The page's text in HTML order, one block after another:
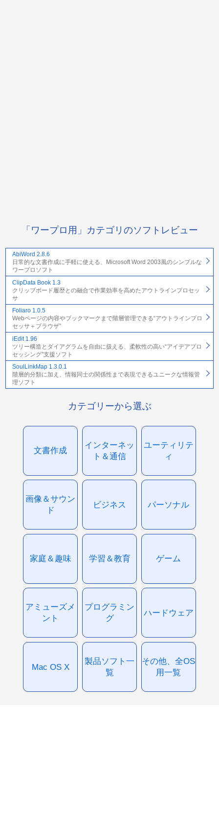
「ワープロ用」カテゴリのソフトレビュー
AbiWord 2.8.6
日常的な文書作成に手軽に使える、Microsoft Word 2003風のシンプルな
ワープロソフト
ClipData Book 1.3
クリップボード履歴との融合で作業効率を高めたアウトラインプロセッ
サ
Foliaro 1.0.5
Webページの内容やブックマークまで階層管理できる“アウトラインプロ
セッサ＋ブラウザ”
iEdit 1.96
ツリー構造とダイアグラムを自由に扱える、柔軟性の高い“アイデアプロ
セッシング”支援ソフト
SoulLinkMap 1.3.0.1
階層的分類に加え、情報同士の関係性まで表現できるユニークな情報管
理ソフト
カテゴリーから選ぶ
文書作成
インターネッ
ト＆通信
ユーティリテ
ィ
画像＆サウン
ド
ビジネス パーソナル
家庭＆趣味 学習＆教育 ゲーム
アミューズメ
ント
プログラミン
グ
ハードウェア
Mac OS X
製品ソフト一
覧
その他、全OS
用一覧